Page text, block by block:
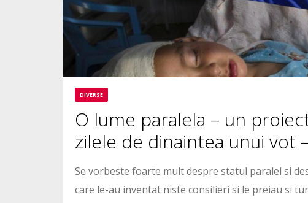
DIVERSE
O lume paralela – un
zilele de dinaintea unui vot
Se vorbeste foarte mult despre statul paralel si
care le-au inventat niste consilieri si le preiau si